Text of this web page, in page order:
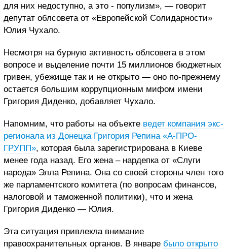
для них недоступно, а это - популизм», — говорит
депутат облсовета от «Европейской Солидарности»
Юлия Чухало.
Несмотря на бурную активность облсовета в этом
вопросе и выделение почти 15 миллионов бюджетных
гривен, убежище так и не открыто — оно по-прежнему
остается большим коррупционным мифом имени
Григория Диденко, добавляет Чухало.
Напомним, что работы на объекте ведет компания экс-
регионала из Донецка Григория Репина «А-ПРО-
ГРУПП», которая была зарегистрирована в Киеве
менее года назад. Его жена – нардепка от «Слуги
народа» Элла Репина. Она со своей стороны член того
же парламентского комитета (по вопросам финансов,
налоговой и таможенной политики), что и жена
Григория Диденко — Юлия.
Эта ситуация привлекла внимание
правоохранительных органов. В январе было открыто